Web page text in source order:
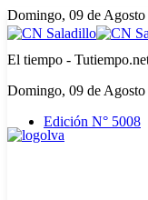
Domingo, 09 de Agosto
El tiempo -
Domingo, 09 de Agosto
Edición N° 5008